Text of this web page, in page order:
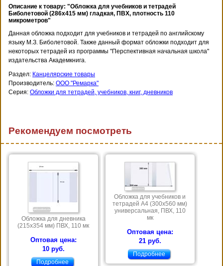
Описание к товару: "Обложка для учебников и тетрадей
Биболетовой (286х415 мм) гладкая, ПВХ, плотность 110
микрометров"
Данная обложка подходит для учебников и тетрадей по английскому
языку М.З. Биболетовой. Также данный формат обложки подходит для
некоторых тетрадей из программы "Перспективная начальная школа"
издательства Академкнига.
Раздел: Канцелярские товары
Производитель: ООО "Ремарка"
Серия: Обложки для тетрадей, учебников, книг, дневников
Рекомендуем посмотреть
Обложка для дневника
(215х354 мм) ПВХ, 110 мк
Оптовая цена:
10 руб.
Подробнее
Обложка для учебников и
тетрадей А4 (300х560 мм)
универсальная, ПВХ, 110
мк
Оптовая цена:
21 руб.
Подробнее